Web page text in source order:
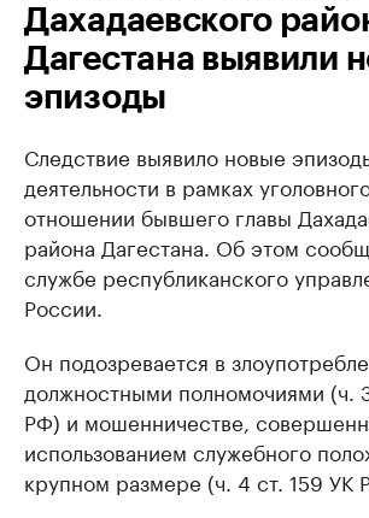
Дахадаевского
Дагестана выявили
эпизоды
Следствие выявило новые
деятельности в рамках
отношении бывшего главы
района Дагестана. Об этом
службе республиканского
России.
Он подозревается в
должностными полномочиями (ч.
РФ) и мошенничестве,
использованием служебного
крупном размере (ч. 4 ст. 159 УК